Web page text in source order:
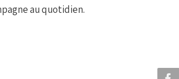
au quotidien.